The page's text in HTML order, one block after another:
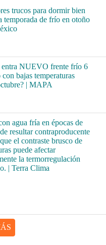
trucos para dormir bien
temporada de frío en otoño
entra NUEVO frente frío 6
bajas temperaturas
| MAPA
agua fría en épocas de
resultar contraproducente
el contraste brusco de
puede afectar
la termorregulación
| Terra Clima